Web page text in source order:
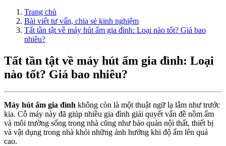
Trang chủ
Bài viết tư vấn, chia sẻ kinh nghiệm
Tất tần tật về máy hút ẩm gia đình: Loại nào tốt? Giá bao
nhiêu?
Tất tần tật về máy hút ẩm gia đình: Loại
nào tốt? Giá bao nhiêu?
Máy hút ẩm gia đình không còn là một thuật ngữ lạ lẫm như trước
kia. Cỗ máy này đã giúp nhiều gia đình giải quyết vấn đề nồm ẩm
và môi trường sống trong nhà cũng như bảo quản nội thất, thiết bị
và vật dụng trong nhà khỏi những ảnh hưởng khi độ ẩm lên quá
cao.